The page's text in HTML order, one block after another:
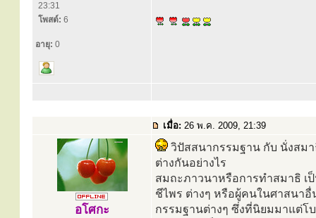
23:31
โพสต์: 6
อายุ: 0
เมื่อ: 26 พ.ค. 2009, 21:39
อโศกะ
วิปัสสนากรรมฐาน กับ นั่งสม
ต่างกันอย่างไร
สมถะภาวนาหรือการทำสมาธิ
ชีไพร ต่างๆ หรือผู้คนในศาสนา
กรรมฐานต่างๆ ซึ่งที่นิยมมาแต่โ